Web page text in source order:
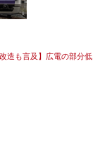
造も言及】広電の部分低